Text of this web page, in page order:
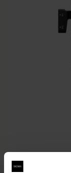
AIZU PRIME